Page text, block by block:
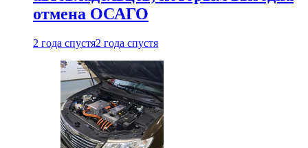
отмена ОСАГО
2 года спустя2 года спустя